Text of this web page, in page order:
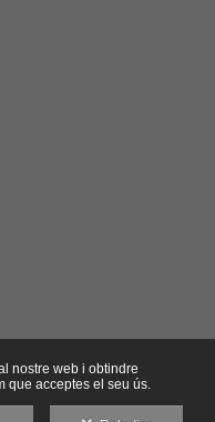
nostre web i obtindre
que acceptes el seu ús.